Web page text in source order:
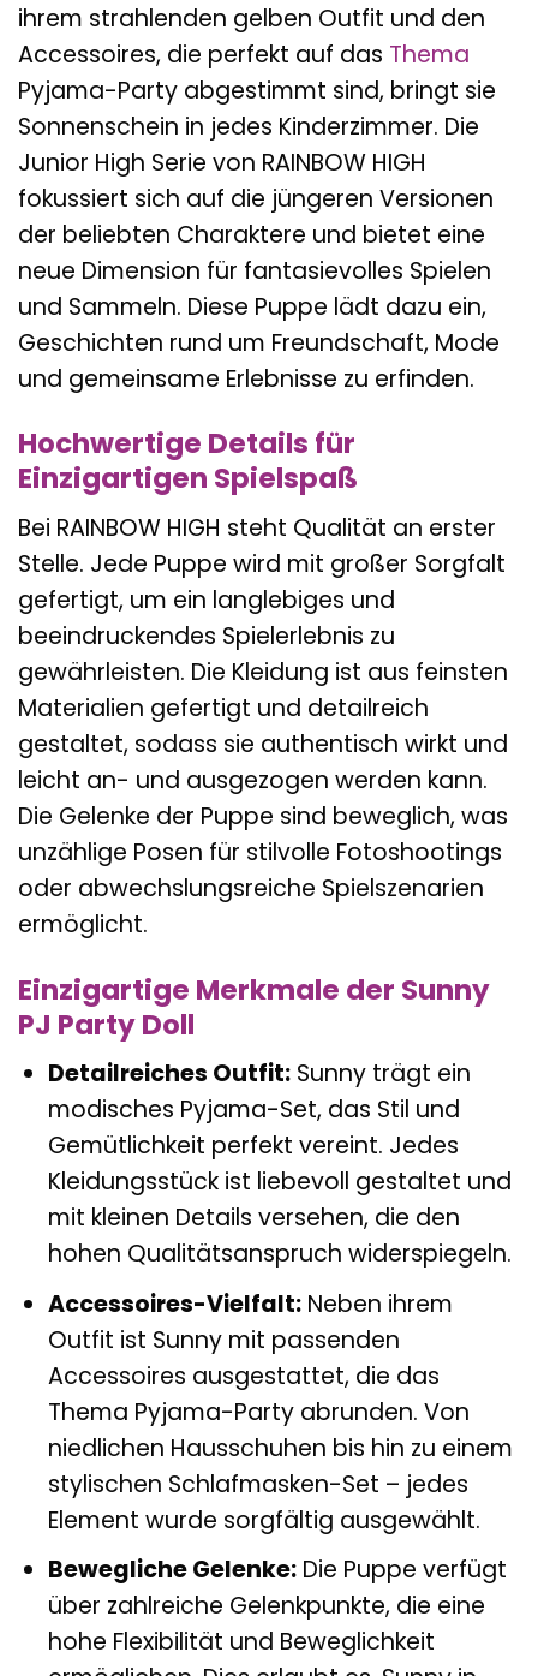
ihrem strahlenden gelben Outfit und den
Accessoires, die perfekt auf das Thema
Pyjama-Party abgestimmt sind, bringt sie
Sonnenschein in jedes Kinderzimmer. Die
Junior High Serie von RAINBOW HIGH
fokussiert sich auf die jüngeren Versionen
der beliebten Charaktere und bietet eine
neue Dimension für fantasievolles Spielen
und Sammeln. Diese Puppe lädt dazu ein,
Geschichten rund um Freundschaft, Mode
und gemeinsame Erlebnisse zu erfinden.
Hochwertige Details für
Einzigartigen Spielspaß
Bei RAINBOW HIGH steht Qualität an erster
Stelle. Jede Puppe wird mit großer Sorgfalt
gefertigt, um ein langlebiges und
beeindruckendes Spielerlebnis zu
gewährleisten. Die Kleidung ist aus feinsten
Materialien gefertigt und detailreich
gestaltet, sodass sie authentisch wirkt und
leicht an- und ausgezogen werden kann.
Die Gelenke der Puppe sind beweglich, was
unzählige Posen für stilvolle Fotoshootings
oder abwechslungsreiche Spielszenarien
ermöglicht.
Einzigartige Merkmale der Sunny
PJ Party Doll
Detailreiches Outfit:Sunny trägt ein
modisches Pyjama-Set, das Stil und
Gemütlichkeit perfekt vereint. Jedes
Kleidungsstück ist liebevoll gestaltet und
mit kleinen Details versehen, die den
hohen Qualitätsanspruch widerspiegeln.
Accessoires-Vielfalt:Neben ihrem
Outfit ist Sunny mit passenden
Accessoires ausgestattet, die das
Thema Pyjama-Party abrunden. Von
niedlichen Hausschuhen bis hin zu einem
stylischen Schlafmasken-Set – jedes
Element wurde sorgfältig ausgewählt.
Bewegliche Gelenke:Die Puppe verfügt
über zahlreiche Gelenkpunkte, die eine
hohe Flexibilität und Beweglichkeit